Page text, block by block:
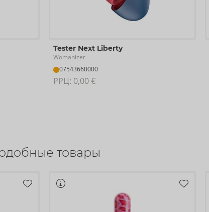
Tester Next Liberty
Womanizer
07543660000
РРЦ: 0,00 €
товары